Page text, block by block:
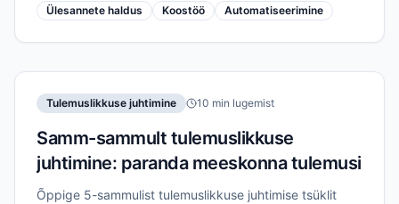
Ülesannete haldus Koostöö Automatiseerimine
Tulemuslikkuse juhtimine 10 min lugemist
Samm-sammult tulemuslikkuse
juhtimine: paranda meeskonna tulemusi
Õppige 5-sammulist tulemuslikkuse juhtimise tsüklit